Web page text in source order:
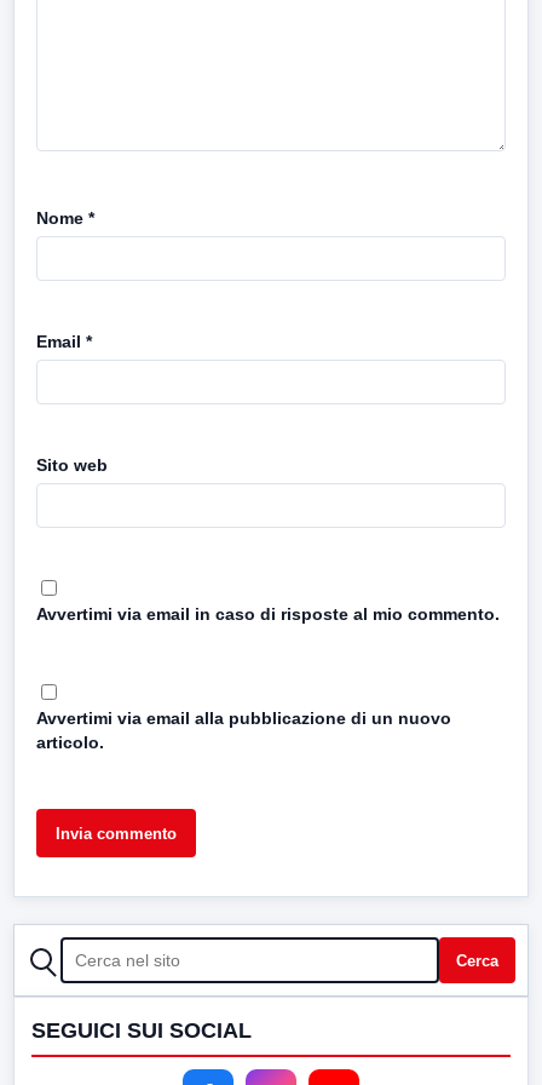
Nome *
Email *
Sito web
Avvertimi via email in caso di risposte al mio commento.
Avvertimi via email alla pubblicazione di un nuovo
articolo.
CERCA Cerca
SEGUICI SUI SOCIAL